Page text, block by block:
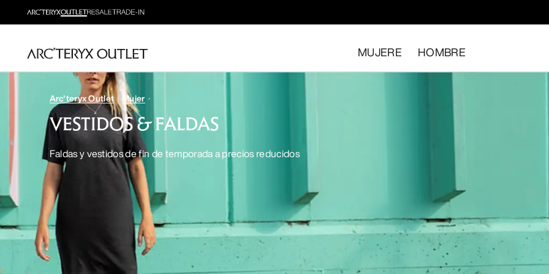
MUJERE HOMBRE
Arc'teryx Outlet Mujer
VESTIDOS & FALDAS
Faldas y vestidos de fin de temporada a precios reducidos